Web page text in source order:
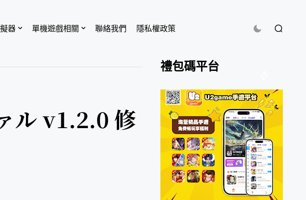
器 單機遊戲相關 聯絡我們 隱私權政策
ル v1.2.0 修
禮包碼平台